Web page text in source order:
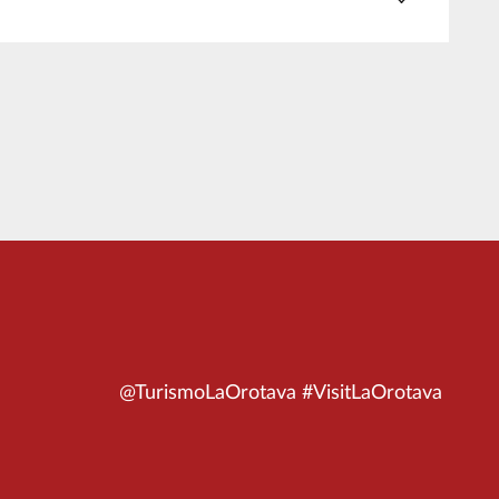
@TurismoLaOrotava #VisitLaOrotava